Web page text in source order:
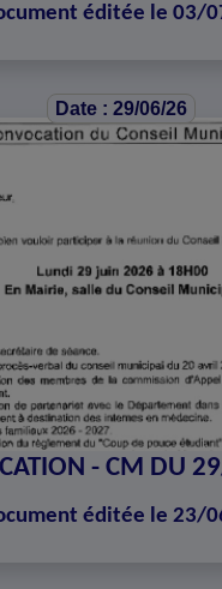
éditée le 03/
Date : 29/06/26
- CM DU
éditée le 23/